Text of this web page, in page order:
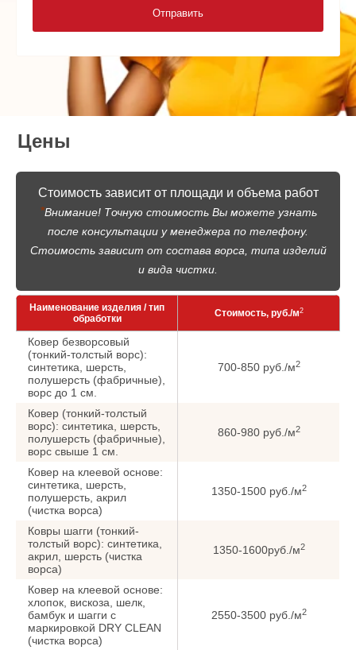
Отправить
Цены
Стоимость зависит от площади и объема работ
*Внимание! Точную стоимость Вы можете узнать
после консультации у менеджера по телефону.
Стоимость зависит от состава ворса, типа изделий
и вида чистки.
Наименование изделия / тип
обработки
Стоимость, руб./м2
Ковер безворсовый
(тонкий-толстый ворс):
синтетика, шерсть,
полушерсть (фабричные),
ворс до 1 см.
700-850 руб./м2
Ковер (тонкий-толстый
ворс): синтетика, шерсть,
полушерсть (фабричные),
ворс cвыше 1 см.
860-980 руб./м2
Ковер на клеевой основе:
синтетика, шерсть,
полушерсть, акрил
(чистка ворса)
1350-1500 руб./м2
Ковры шагги (тонкий-
толстый ворс): синтетика,
акрил, шерсть (чистка
ворса)
1350-1600руб./м2
Ковер на клеевой основе:
хлопок, вискоза, шелк,
бамбук и шагги с
маркировкой DRY CLEAN
(чистка ворса)
2550-3500 руб./м2